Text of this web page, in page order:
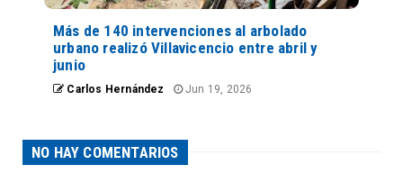
Más de 140 intervenciones al arbolado
urbano realizó Villavicencio entre abril y
junio
Carlos Hernández Jun 19, 2026
NO HAY COMENTARIOS